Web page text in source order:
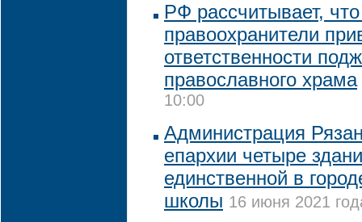
РФ рассчитывает,
правоохранители
ответственности
православного храма
10:00
Администрация
епархии четыре
единственной в
школы 16 июня 2021